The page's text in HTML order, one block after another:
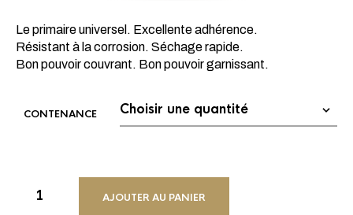
Le primaire universel. Excellente adhérence.
Résistant à la corrosion. Séchage rapide.
Bon pouvoir couvrant. Bon pouvoir garnissant.
CONTENANCE
AJOUTER AU PANIER